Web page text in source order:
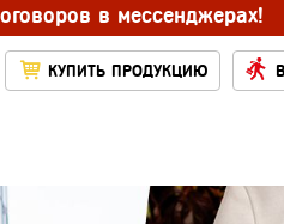
в мессенджерах!
КУПИТЬ ПРОДУКЦИЮ